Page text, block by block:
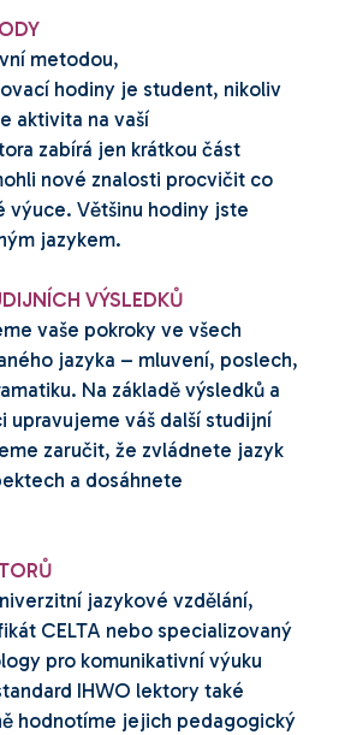
metodou,
hodiny je student, nikoliv
aktivita na vaší
zabírá jen krátkou část
nové znalosti procvičit co
výuce. Většinu hodiny jste
jazykem.
VÝSLEDKŮ
vaše pokroky ve všech
jazyka – mluvení, poslech,
Na základě výsledků a
upravujeme váš další studijní
zaručit, že zvládnete jazyk
a dosáhnete
jazykové vzdělání,
CELTA nebo specializovaný
pro komunikativní výuku
IHWO lektory také
hodnotíme jejich pedagogický